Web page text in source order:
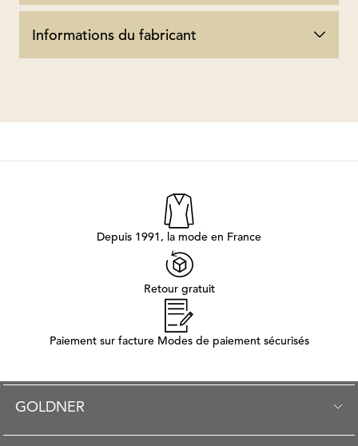
Informations du fabricant
Depuis 1991, la mode en France
Retour gratuit
Paiement sur facture Modes de paiement sécurisés
GOLDNER